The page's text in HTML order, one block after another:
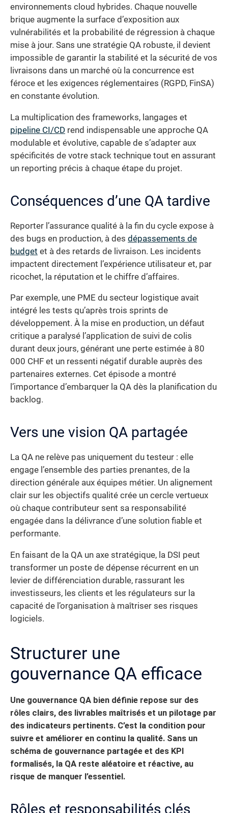
environnements cloud hybrides. Chaque nouvelle
brique augmente la surface d’exposition aux
vulnérabilités et la probabilité de régression à chaque
mise à jour. Sans une stratégie QA robuste, il devient
impossible de garantir la stabilité et la sécurité de vos
livraisons dans un marché où la concurrence est
féroce et les exigences réglementaires (RGPD, FinSA)
en constante évolution.
La multiplication des frameworks, langages et
pipeline CI/CD rend indispensable une approche QA
modulable et évolutive, capable de s’adapter aux
spécificités de votre stack technique tout en assurant
un reporting précis à chaque étape du projet.
Conséquences d’une QA tardive
Reporter l’assurance qualité à la fin du cycle expose à
des bugs en production, à des dépassements de
budget et à des retards de livraison. Les incidents
impactent directement l’expérience utilisateur et, par
ricochet, la réputation et le chiffre d’affaires.
Par exemple, une PME du secteur logistique avait
intégré les tests qu’après trois sprints de
développement. À la mise en production, un défaut
critique a paralysé l’application de suivi de colis
durant deux jours, générant une perte estimée à 80
000 CHF et un ressenti négatif durable auprès des
partenaires externes. Cet épisode a montré
l’importance d’embarquer la QA dès la planification du
backlog.
Vers une vision QA partagée
La QA ne relève pas uniquement du testeur : elle
engage l’ensemble des parties prenantes, de la
direction générale aux équipes métier. Un alignement
clair sur les objectifs qualité crée un cercle vertueux
où chaque contributeur sent sa responsabilité
engagée dans la délivrance d’une solution fiable et
performante.
En faisant de la QA un axe stratégique, la DSI peut
transformer un poste de dépense récurrent en un
levier de différenciation durable, rassurant les
investisseurs, les clients et les régulateurs sur la
capacité de l’organisation à maîtriser ses risques
logiciels.
Structurer une
gouvernance QA efficace
Une gouvernance QA bien définie repose sur des
rôles clairs, des livrables maîtrisés et un pilotage par
des indicateurs pertinents. C’est la condition pour
suivre et améliorer en continu la qualité. Sans un
schéma de gouvernance partagée et des KPI
formalisés, la QA reste aléatoire et réactive, au
risque de manquer l’essentiel.
Rôles et responsabilités clés